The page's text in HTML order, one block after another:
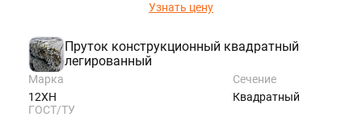
Узнать цену
Пруток конструкционный квадратный
легированный
Марка
12ХН
Сечение
Квадратный
ГОСТ/ТУ